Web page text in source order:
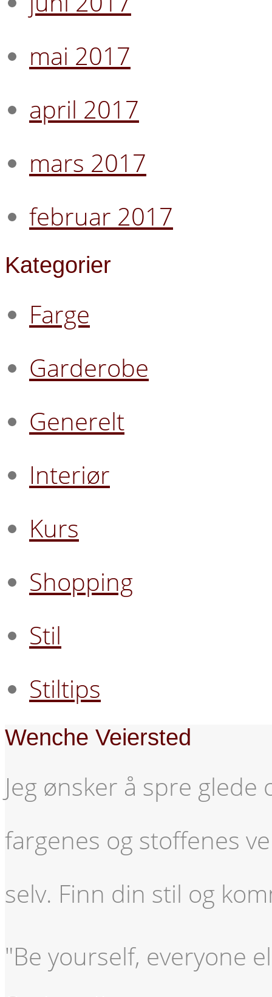
mai 2017
april 2017
mars 2017
februar 2017
Kategorier
Farge
Garderobe
Generelt
Interiør
Kurs
Shopping
Stil
Stiltips
Wenche Veiersted
Jeg ønsker å spre
fargenes og stoffenes
selv. Finn din stil og
"Be yourself, everyone